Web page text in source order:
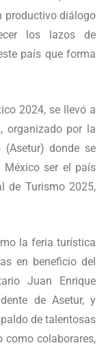
productivo diálogo
los lazos de
país que forma
2024, se llevó a
organizado por la
(Asetur) donde se
ser el país
de Turismo 2025,
la feria turística
en beneficio del
Juan Enrique
de Asetur, y
de talentosas
como colaborares,